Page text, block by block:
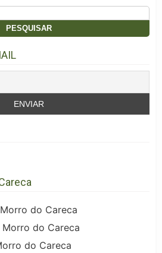
do Careca
do Careca
do Careca